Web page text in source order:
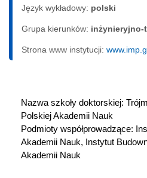
Język wykładowy: polski
Grupa kierunków: inżynieryjno-
Strona www instytucji:
Nazwa szkoły doktorskiej:
Polskiej Akademii Nauk
Podmioty współprowadzące:
Akademii Nauk, Instytut
Akademii Nauk